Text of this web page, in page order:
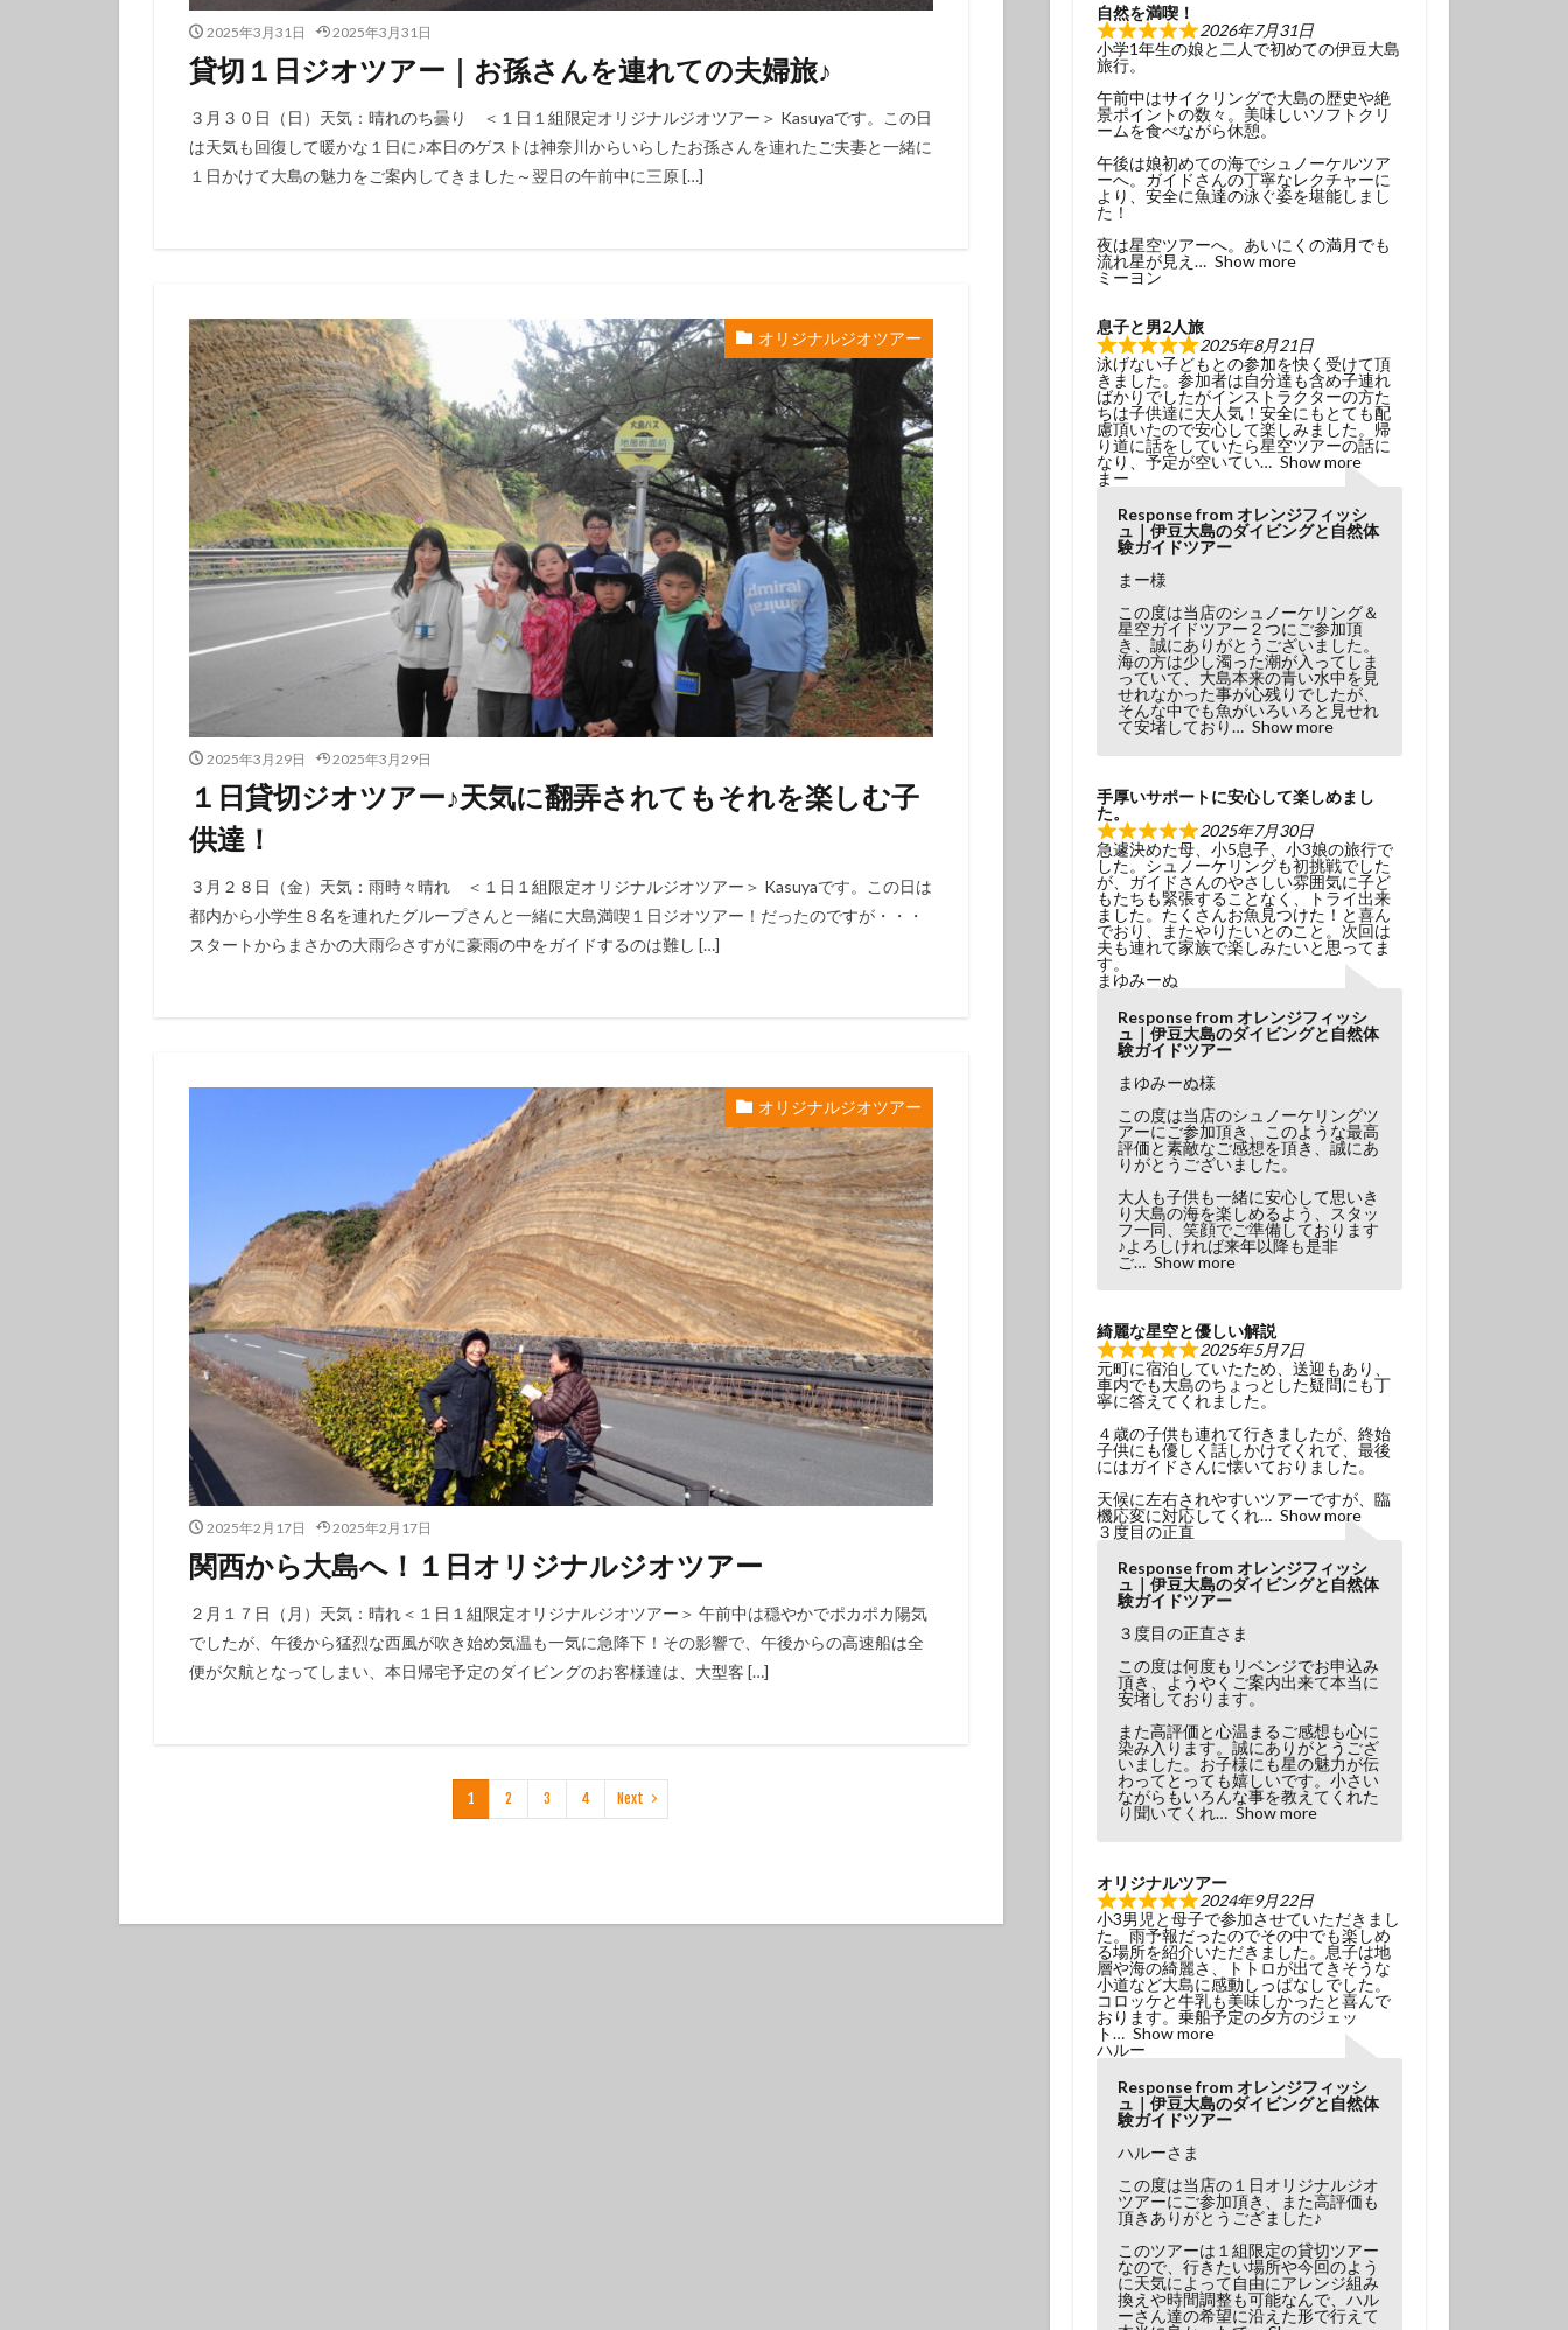
2025年3月31日 2025年3月31日
貸切１日ジオツアー｜お孫さんを連れての夫婦旅♪
３月３０日（日）天気：晴れのち曇り ＜１日１組限定オリジナルジオツアー＞ Kasuyaです。この日
は天気も回復して暖かな１日に♪本日のゲストは神奈川からいらしたお孫さんを連れたご夫妻と一緒に
１日かけて大島の魅力をご案内してきました～翌日の午前中に三原 […]
オリジナルジオツアー
2025年3月29日 2025年3月29日
１日貸切ジオツアー♪天気に翻弄されてもそれを楽しむ子
供達！
３月２８日（金）天気：雨時々晴れ ＜１日１組限定オリジナルジオツアー＞ Kasuyaです。この日は
都内から小学生８名を連れたグループさんと一緒に大島満喫１日ジオツアー！だったのですが・・・
スタートからまさかの大雨💦さすがに豪雨の中をガイドするのは難し […]
オリジナルジオツアー
2025年2月17日 2025年2月17日
関西から大島へ！１日オリジナルジオツアー
２月１７日（月）天気：晴れ＜１日１組限定オリジナルジオツアー＞ 午前中は穏やかでポカポカ陽気
でしたが、午後から猛烈な西風が吹き始め気温も一気に急降下！その影響で、午後からの高速船は全
便が欠航となってしまい、本日帰宅予定のダイビングのお客様達は、大型客 […]
1 2 3 4 Next
自然を満喫！
2026年7月31日
小学1年生の娘と二人で初めての伊豆大島
旅行。
午前中はサイクリングで大島の歴史や絶
景ポイントの数々。美味しいソフトクリ
ームを食べながら休憩。
午後は娘初めての海でシュノーケルツア
ーへ。ガイドさんの丁寧なレクチャーに
より、安全に魚達の泳ぐ姿を堪能しまし
た！
夜は星空ツアーへ。あいにくの満月でも
流れ星が見え
Show more
ミーヨン
息子と男2人旅
2025年8月21日
泳げない子どもとの参加を快く受けて頂
きました。参加者は自分達も含め子連れ
ばかりでしたがインストラクターの方た
ちは子供達に大人気！安全にもとても配
慮頂いたので安心して楽しみました。帰
り道に話をしていたら星空ツアーの話に
なり、予定が空いてい
Show more
まー
Response from オレンジフィッシ
ュ｜伊豆大島のダイビングと自然体
験ガイドツアー
まー様
この度は当店のシュノーケリング＆
星空ガイドツアー２つにご参加頂
き、誠にありがとうございました。
海の方は少し濁った潮が入ってしま
っていて、大島本来の青い水中を見
せれなかった事が心残りでしたが、
そんな中でも魚がいろいろと見せれ
て安堵しており
Show more
手厚いサポートに安心して楽しめまし
た。
2025年7月30日
急遽決めた母、小5息子、小3娘の旅行で
した。シュノーケリングも初挑戦でした
が、ガイドさんのやさしい雰囲気に子ど
もたちも緊張することなく、トライ出来
ました。たくさんお魚見つけた！と喜ん
でおり、またやりたいとのこと。次回は
夫も連れて家族で楽しみたいと思ってま
す。
まゆみーぬ
Response from オレンジフィッシ
ュ｜伊豆大島のダイビングと自然体
験ガイドツアー
まゆみーぬ様
この度は当店のシュノーケリングツ
アーにご参加頂き、このような最高
評価と素敵なご感想を頂き、誠にあ
りがとうございました。
大人も子供も一緒に安心して思いき
り大島の海を楽しめるよう、スタッ
フ一同、笑顔でご準備しております
♪よろしければ来年以降も是非
ご
Show more
綺麗な星空と優しい解説
2025年5月7日
元町に宿泊していたため、送迎もあり、
車内でも大島のちょっとした疑問にも丁
寧に答えてくれました。
４歳の子供も連れて行きましたが、終始
子供にも優しく話しかけてくれて、最後
にはガイドさんに懐いておりました。
天候に左右されやすいツアーですが、臨
機応変に対応してくれ
Show more
３度目の正直
Response from オレンジフィッシ
ュ｜伊豆大島のダイビングと自然体
験ガイドツアー
３度目の正直さま
この度は何度もリベンジでお申込み
頂き、ようやくご案内出来て本当に
安堵しております。
また高評価と心温まるご感想も心に
染み入ります。誠にありがとうござ
いました。お子様にも星の魅力が伝
わってとっても嬉しいです。小さい
ながらもいろんな事を教えてくれた
り聞いてくれ
Show more
オリジナルツアー
2024年9月22日
小3男児と母子で参加させていただきまし
た。雨予報だったのでその中でも楽しめ
る場所を紹介いただきました。息子は地
層や海の綺麗さ、トトロが出てきそうな
小道など大島に感動しっぱなしでした。
コロッケと牛乳も美味しかったと喜んで
おります。乗船予定の夕方のジェッ
ト
Show more
ハルー
Response from オレンジフィッシ
ュ｜伊豆大島のダイビングと自然体
験ガイドツアー
ハルーさま
この度は当店の１日オリジナルジオ
ツアーにご参加頂き、また高評価も
頂きありがとうござました♪
このツアーは１組限定の貸切ツアー
なので、行きたい場所や今回のよう
に天気によって自由にアレンジ組み
換えや時間調整も可能なんで、ハル
ーさん達の希望に沿えた形で行えて
ヤマブキウミウシ
ヤリイカ ユウゼン ユカタハタ ヨコエビ
ラベンダーウミウシ
リサーチダイビング リピーター
リュウモンイロウミウシ
レンテンヤッコ ロケ番組 ワクワクいっぱい
ワタユキシボリガイ
一人旅 一期一会 一組限定 三原山
三原神社
中学生以上
乳児 仲間 仲間同士
伊豆大島スキンダイビング
冬でもダイビング
初潜り
卒業旅行 友人 友達 友達と 噴気 地層
塩工場見学
夏の思い出
夏の星座 夏休み 外国人 大島 大島一周
天の川
女子旅
好奇心 姉妹 宇宙 家族と 家族旅行 富士山
小学生以上
島一周
島旅 島民 左巻きカタツムリ 年に1度 幻の池
探究
探究的ツアー
撮影ガイド 教育 旅行 早朝ハンマー 早朝ハンマーDIV
星座
星空ガイド
星空ツアー 星空観察 星空観察ツアー 星空観測
東京諸島
植物 椿油 樹海 池袋 泉津の切通し 波浮港
流星群
海
海岸線 海浜教室 海遊び 海釣り 満天の星 満天の星空
溶岩アーチ
潜り納め
火山 火山島 狩猟体験 王の浜 砂の浜 砂漠景色
神社巡り
秋の浜
筆島 罠猟師 聖地巡礼 自然体験 裏砂漠 視察
訪日外国人
貸切 赤ダレ 赤ちゃん 赤っ禿
金星
離島
雨でも楽しめる 電動アシスト自転車 電動自転車 青く光る石
高齢でも
体験ダイビング
初心者 中級者 上級者 自然体験ツアー
検索